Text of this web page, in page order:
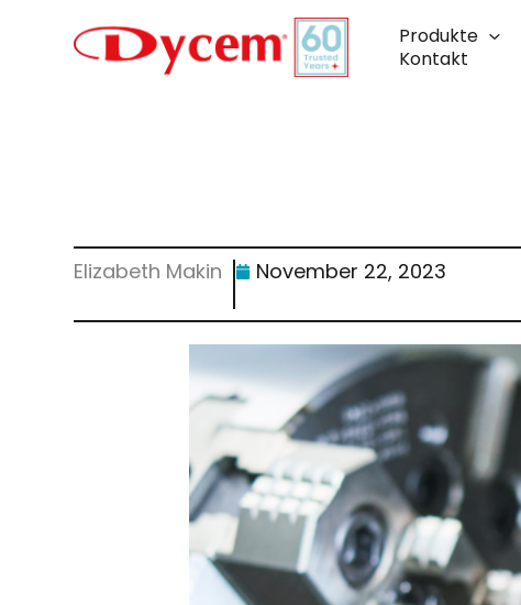
springen
Produkte
Kontakt
Elizabeth Makin November 22, 2023